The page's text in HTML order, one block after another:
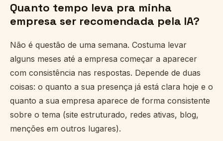
Quanto tempo leva pra minha
empresa ser recomendada pela IA?
Não é questão de uma semana. Costuma levar
alguns meses até a empresa começar a aparecer
com consistência nas respostas. Depende de duas
coisas: o quanto a sua presença já está clara hoje e o
quanto a sua empresa aparece de forma consistente
sobre o tema (site estruturado, redes ativas, blog,
menções em outros lugares).